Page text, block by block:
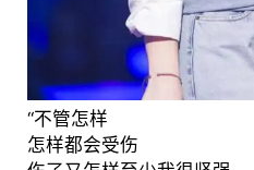
“不管怎样
怎样都会受伤